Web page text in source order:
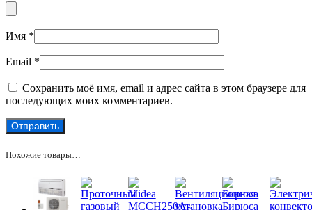
Имя *
Email *
Сохранить моё имя, email и адрес сайта в этом браузере для
последующих моих комментариев.
Похожие товары…